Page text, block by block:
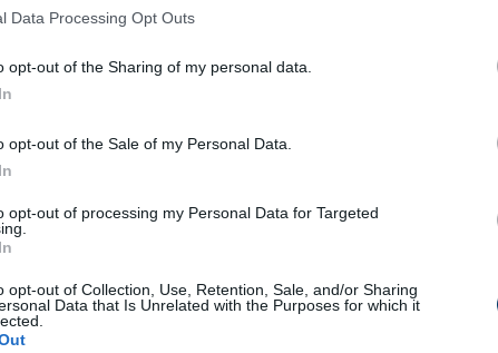
Data Processing Opt Outs
opt-out of the Sharing of my personal data.
opt-out of the Sale of my Personal Data.
opt-out of processing my Personal Data for Targeted
opt-out of Collection, Use, Retention, Sale, and/or Sharing
Data that Is Unrelated with the Purposes for which it
7 h 53 min
Is A Parasite, And It
Instantly